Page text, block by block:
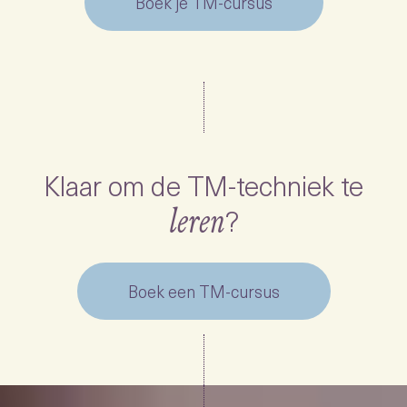
Klaar om de TM-techniek te
leren?
Boek een TM-cursus